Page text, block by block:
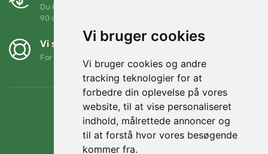
Vi bruger cookies
Vi bruger cookies og andre
tracking teknologier for at
forbedre din oplevelse på vores
website, til at vise personaliseret
indhold, målrettede annoncer og
til at forstå hvor vores besøgende
kommer fra.
Du kan returnere eller bytte din ordre når som helst inden for
90 dage
Vi støtter Trees.org
For hver ordre planter vi et træ! Læs mere